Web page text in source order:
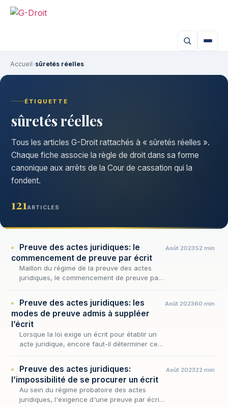
Accueil›sûretés réelles
ÉTIQUETTE
sûretés réelles
Tous les articles G-Droit rattachés à « sûretés réelles ».
Chaque fiche associe la règle de droit dans sa forme
canonique aux arrêts de la Cour de cassation qui la
fondent.
121 ARTICLES
Preuve des actes juridiques: le
commencement de preuve par écrit
Maillon du régime de la preuve des actes
juridiques, le commencement de preuve par
pour les acte…
Août 202352 min
Preuve des actes juridiques: les
modes de preuve admis à suppléer
l’écrit
Lorsque la loi exige un écrit pour établir un
acte juridique, encore faut-il déterminer ce
Août 202360 min
Preuve des actes juridiques:
l’impossibilité de se procurer un écrit
Au sein du régime probatoire des actes
juridiques, l'exigence d'une preuve par écrit
Août 202322 min